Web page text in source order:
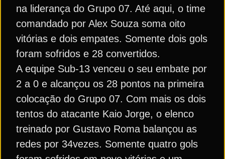
na liderança do Grupo 07. Até aqui, o time
comandado por Alex Souza soma oito
vitórias e dois empates. Somente dois gols
foram sofridos e 28 convertidos.
A equipe Sub-13 venceu o seu embate por
2 a 0 e alcançou os 28 pontos na primeira
colocação do Grupo 07. Com mais os dois
tentos do atacante Kaio Jorge, o elenco
treinado por Gustavo Roma balançou as
redes por 34vezes. Somente quatro gols